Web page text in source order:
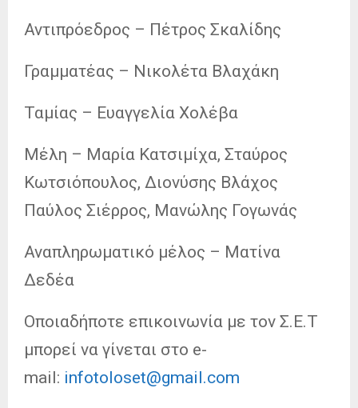
Αντιπρόεδρος – Πέτρος Σκαλίδης
Γραμματέας – Νικολέτα Βλαχάκη
Ταμίας – Ευαγγελία Χολέβα
Μέλη – Μαρία Κατσιμίχα, Σταύρος
Κωτσιόπουλος, Διονύσης Βλάχος
Παύλος Σιέρρος, Μανώλης Γογωνάς
Αναπληρωματικό μέλος – Ματίνα
Δεδέα
Οποιαδήποτε επικοινωνία με τον Σ.Ε.Τ
μπορεί να γίνεται στο e-
mail: infotoloset@gmail.com